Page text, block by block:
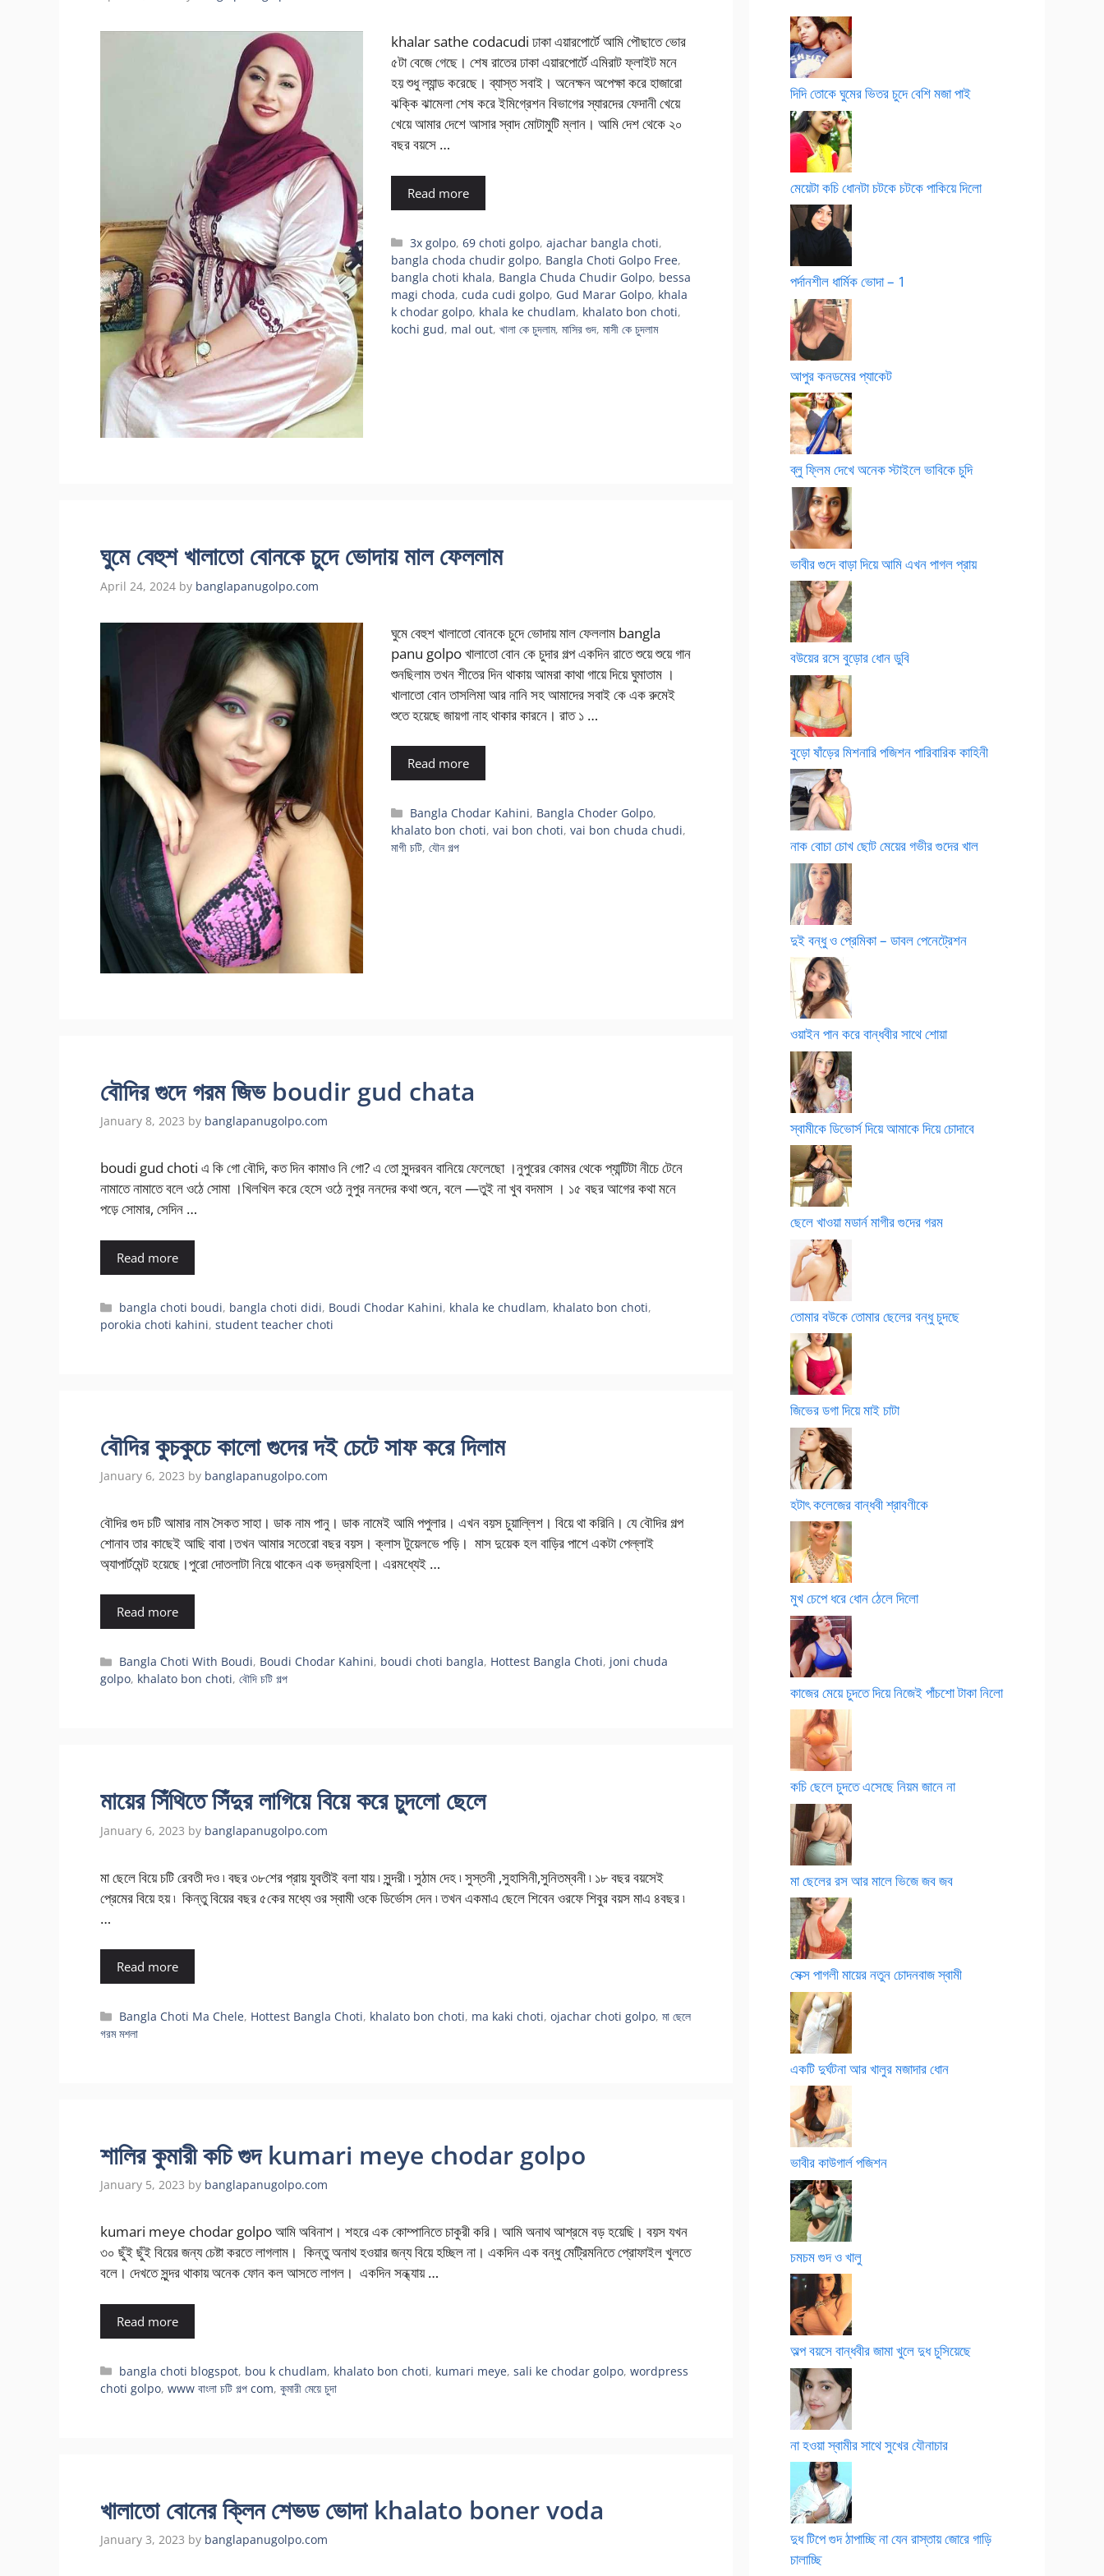
khalar sathe codacudi ঢাকা এয়ারপোর্টে আমি পৌছাতে ভোর
৫টা বেজে গেছে। শেষ রাতের ঢাকা এয়ারপোর্টে এমিরাট ফ্লাইট মনে
হয় শুধু ল্যান্ড করেছে। ব্যাস্ত সবাই। অনেক্ষন অপেক্ষা করে হাজারো
ঝক্কি ঝামেলা শেষ করে ইমিগ্রেশন বিভাগের স্যারদের ফেদানী খেয়ে
খেয়ে আমার দেশে আসার স্বাদ মোটামুটি ম্লান। আমি দেশ থেকে ২০
বছর বয়সে …
Read more
Categories
3x golpo,69 choti golpo,ajachar bangla choti,
bangla choda chudir golpo, Bangla Choti Golpo Free,
bangla choti khala, Bangla Chuda Chudir Golpo, bessa
magi choda, cuda cudi golpo, Gud Marar Golpo, khala
k chodar golpo, khala ke chudlam, khalato bon choti,
kochi gud, mal out, খালা কে চুদলাম, মাসির গুদ, মাসী কে চুদলাম
ঘুমে বেহুশ খালাতো বোনকে চুদে ভোদায় মাল ফেললাম
April 24, 2024 by banglapanugolpo.com
ঘুমে বেহুশ খালাতো বোনকে চুদে ভোদায় মাল ফেললাম bangla
panu golpo খালাতো বোন কে চুদার গল্প একদিন রাতে শুয়ে শুয়ে গান
শুনছিলাম তখন শীতের দিন থাকায় আমরা কাথা গায়ে দিয়ে ঘুমাতাম ।
খালাতো বোন তাসলিমা আর নানি সহ আমাদের সবাই কে এক রুমেই
শুতে হয়েছে জায়গা নাহ থাকার কারনে। রাত ১ …
Read more
Categories
Bangla Chodar Kahini, Bangla Choder Golpo,
khalato bon choti, vai bon choti, vai bon chuda chudi,
মাগী চটি, যৌন গল্প
বৌদির গুদে গরম জিভ boudir gud chata
January 8, 2023 by banglapanugolpo.com
boudi gud choti এ কি গো বৌদি, কত দিন কামাও নি গো? এ তো সুন্দরবন বানিয়ে ফেলেছো ।নুপুরের কোমর থেকে প্যান্টিটা নীচে টেনে
নামাতে নামাতে বলে ওঠে সোমা ।খিলখিল করে হেসে ওঠে নুপুর ননদের কথা শুনে, বলে —তুই না খুব বদমাস । ১৫ বছর আগের কথা মনে
পড়ে সোমার, সেদিন …
Read more
Categories
bangla choti boudi, bangla choti didi, Boudi Chodar Kahini, khala ke chudlam, khalato bon choti,
porokia choti kahini, student teacher choti
বৌদির কুচকুচে কালো গুদের দই চেটে সাফ করে দিলাম
January 6, 2023 by banglapanugolpo.com
বৌদির গুদ চটি আমার নাম সৈকত সাহা। ডাক নাম পানু। ডাক নামেই আমি পপুলার। এখন বয়স চুয়াল্লিশ। বিয়ে থা করিনি। যে বৌদির গল্প
শোনাব তার কাছেই আছি বাবা।তখন আমার সতেরো বছর বয়স। ক্লাস টুয়েলভে পড়ি। মাস দুয়েক হল বাড়ির পাশে একটা পেল্লাই
অ্যাপার্টমেন্ট হয়েছে।পুরো দোতলাটা নিয়ে থাকেন এক ভদ্রমহিলা। এরমধ্যেই …
Read more
Categories
Bangla Choti With Boudi, Boudi Chodar Kahini, boudi choti bangla, Hottest Bangla Choti, joni chuda
golpo, khalato bon choti, বৌদি চটি গল্প
মায়ের সিঁথিতে সিঁদুর লাগিয়ে বিয়ে করে চুদলো ছেলে
January 6, 2023 by banglapanugolpo.com
মা ছেলে বিয়ে চটি রেবতী দও ৷ বছর ৩৮শের প্রায় যুবতীই বলা যায় ৷ সুন্দরী ৷ সুঠাম দেহ ৷ সুস্তনী ,সুহাসিনী,সুনিতম্বনী ৷ ১৮ বছর বয়সেই
প্রেমের বিয়ে হয় ৷ কিন্তু বিয়ের বছর ৫কের মধ্যে ওর স্বামী ওকে ডির্ভোস দেন ৷ তখন একমাএ ছেলে শিবেন ওরফে শিবুর বয়স মাএ ৪বছর ৷
…
Read more
Categories
Bangla Choti Ma Chele, Hottest Bangla Choti, khalato bon choti, ma kaki choti,ojachar choti golpo,মা ছেলে
গরম মশলা
শালির কুমারী কচি গুদ kumari meye chodar golpo
January 5, 2023 by banglapanugolpo.com
kumari meye chodar golpo আমি অবিনাশ। শহরে এক কোম্পানিতে চাকুরী করি। আমি অনাথ আশ্রমে বড় হয়েছি। বয়স যখন
৩০ ছুঁই ছুঁই বিয়ের জন্য চেষ্টা করতে লাগলাম। কিন্তু অনাথ হওয়ার জন্য বিয়ে হচ্ছিল না। একদিন এক বন্ধু মেট্রিমনিতে প্রোফাইল খুলতে
বলে। দেখতে সুন্দর থাকায় অনেক ফোন কল আসতে লাগল। একদিন সন্ধ্যায় …
Read more
Categories
bangla choti blogspot, bou k chudlam, khalato bon choti, kumari meye,sali ke chodar golpo,wordpress
choti golpo, www বাংলা চটি গল্প com, কুমারী মেয়ে চুদা
খালাতো বোনের ক্লিন শেভড ভোদা khalato boner voda
January 3, 2023 by banglapanugolpo.com
দিদি তোকে ঘুমের ভিতর চুদে বেশি মজা পাই
মেয়েটা কচি ধোনটা চটকে চটকে পাকিয়ে দিলো
পর্দানশীল ধার্মিক ভোদা – 1
আপুর কনডমের প্যাকেট
ব্লু ফ্লিম দেখে অনেক স্টাইলে ভাবিকে চুদি
ভাবীর গুদে বাড়া দিয়ে আমি এখন পাগল প্রায়
বউয়ের রসে বুড়োর ধোন ডুবি
বুড়ো ষাঁড়ের মিশনারি পজিশন পারিবারিক কাহিনী
নাক বোচা চোখ ছোট মেয়ের গভীর গুদের খাল
দুই বন্ধু ও প্রেমিকা – ডাবল পেনেট্রেশন
ওয়াইন পান করে বান্ধবীর সাথে শোয়া
স্বামীকে ডিভোর্স দিয়ে আমাকে দিয়ে চোদাবে
ছেলে খাওয়া মডার্ন মাগীর গুদের গরম
তোমার বউকে তোমার ছেলের বন্ধু চুদছে
জিভের ডগা দিয়ে মাই চাটা
হটাৎ কলেজের বান্ধবী শ্রাবণীকে
মুখ চেপে ধরে ধোন ঠেলে দিলো
কাজের মেয়ে চুদতে দিয়ে নিজেই পাঁচশো টাকা নিলো
কচি ছেলে চুদতে এসেছে নিয়ম জানে না
মা ছেলের রস আর মালে ভিজে জব জব
সেক্স পাগলী মায়ের নতুন চোদনবাজ স্বামী
একটি দুর্ঘটনা আর খালুর মজাদার ধোন
ভাবীর কাউগার্ল পজিশন
চমচম গুদ ও খালু
অল্প বয়সে বান্ধবীর জামা খুলে দুধ চুসিয়েছে
না হওয়া স্বামীর সাথে সুখের যৌনাচার
দুধ টিপে গুদ ঠাপাচ্ছি না যেন রাস্তায় জোরে গাড়ি
চালাচ্ছি